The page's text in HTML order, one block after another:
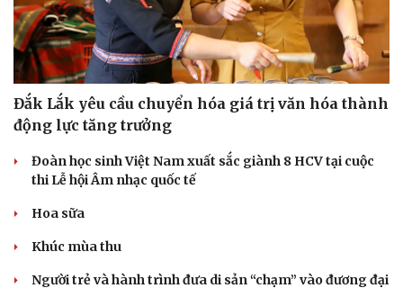
Đắk Lắk yêu cầu chuyển hóa giá trị văn hóa thành
động lực tăng trưởng
Đoàn học sinh Việt Nam xuất sắc giành 8 HCV tại cuộc
thi Lễ hội Âm nhạc quốc tế
Hoa sữa
Khúc mùa thu
Người trẻ và hành trình đưa di sản “chạm” vào đương đại